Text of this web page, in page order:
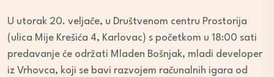
U utorak 20. veljače, u Društvenom centru Prostorija
(ulica Mije Krešića 4, Karlovac) s početkom u 18:00 sati
predavanje će održati Mladen Bošnjak, mladi developer
iz Vrhovca, koji se bavi razvojem računalnih igara od